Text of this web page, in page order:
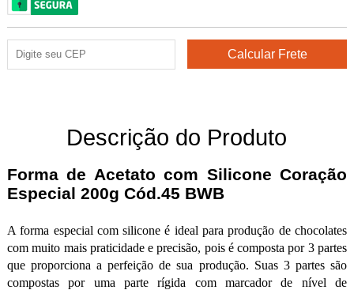
Descrição do Produto
Forma de Acetato com Silicone Coração
Especial 200g Cód.45 BWB
A forma especial com silicone é ideal para produção de chocolates
com muito mais praticidade e precisão, pois é composta por 3 partes
que proporciona a perfeição de sua produção. Suas 3 partes são
compostas por uma parte rígida com marcador de nível de